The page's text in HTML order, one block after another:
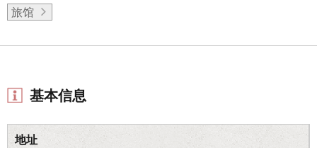
旅馆
基本信息
地址